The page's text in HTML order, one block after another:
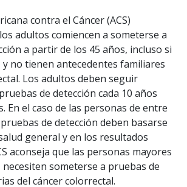
contra el Cáncer (ACS)
adultos comiencen a someterse a
a partir de los 45 años, incluso si
no tienen antecedentes familiares
Los adultos deben seguir
de detección cada 10 años
En el caso de las personas de entre
de detección deben basarse
general y en los resultados
aconseja que las personas mayores
necesiten someterse a pruebas de
del cáncer colorrectal.